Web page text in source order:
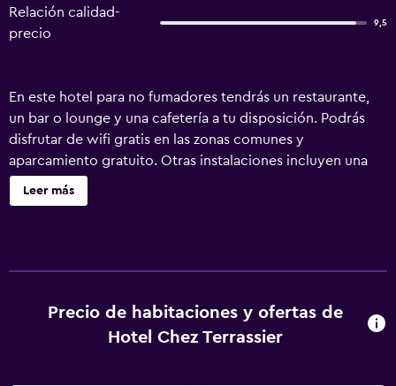
Relación calidad-
precio
9,5
En este hotel para no fumadores tendrás un restaurante,
un bar o lounge y una cafetería a tu disposición. Podrás
disfrutar de wifi gratis en las zonas comunes y
aparcamiento gratuito. Otras instalaciones incluyen una
piscina de temporada y un salón de eventos. El cuarto de
baño privado es externo. Logis Hôtels - Chez Terrassier -
Los baños están equipados con bañera o ducha. Los
huéspedes pueden navegar por la web gracias a nuestro
Leer más
Precio de habitaciones y ofertas de
Hotel Chez Terrassier